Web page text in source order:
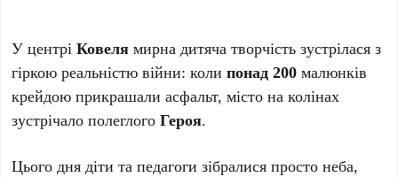
У центріКовеля мирна дитяча творчість зустрілася з
гіркою реальністю війни: колипонад 200 малюнків
крейдою прикрашали асфальт, місто на колінах
зустрічало полеглогоГероя.
Цього дня діти та педагоги зібралися просто неба,